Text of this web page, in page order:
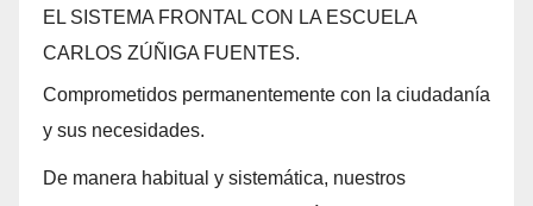
EL SISTEMA FRONTAL CON LA ESCUELA
CARLOS ZÚÑIGA FUENTES.
Comprometidos permanentemente con la ciudadanía
y sus necesidades.
De manera habitual y sistemática, nuestros